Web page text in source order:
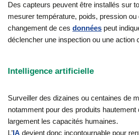
Des capteurs peuvent être installés sur
mesurer température, poids, pression ou
changement de ces données peut
déclencher une inspection ou une action
Intelligence artificielle
Surveiller des dizaines ou centaines de
notamment pour des produits
largement les capacités humaines.
L’IA devient donc incontournable pour